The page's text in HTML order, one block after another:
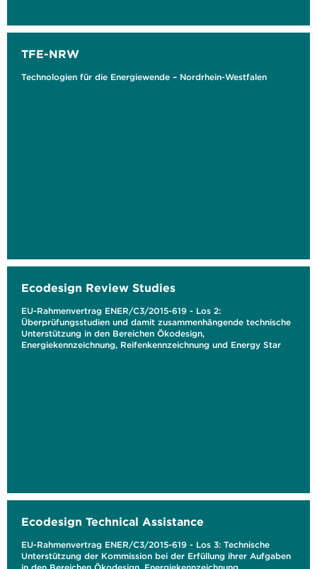
TFE-NRW
Technologien für die Energiewende – Nordrhein-Westfalen
Ecodesign Review Studies
EU-Rahmenvertrag ENER/C3/2015-619 - Los 2:
Überprüfungsstudien und damit zusammenhängende technische
Unterstützung in den Bereichen Ökodesign,
Energiekennzeichnung, Reifenkennzeichnung und Energy Star
Ecodesign Technical Assistance
EU-Rahmenvertrag ENER/C3/2015-619 - Los 3: Technische
Unterstützung der Kommission bei der Erfüllung ihrer Aufgaben